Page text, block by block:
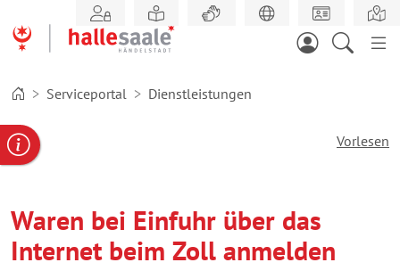
Hauptinhalt
springen
Behördennummer
Serviceportal Dienstleistungen
Vorlesen
Waren bei Einfuhr über das
Internet beim Zoll anmelden